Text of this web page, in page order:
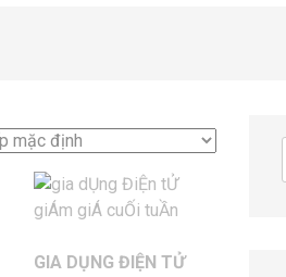
GIA DỤNG ĐIỆN TỬ